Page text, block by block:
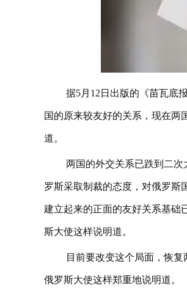
据5月12日出版的《苗瓦底
国的原来较友好的关系，现在两
道。
两国的外交关系已跌到二
罗斯采取制裁的态度，对俄罗斯
建立起来的正面的友好关系基础
斯大使这样说明道。
目前要改变这个局面，恢
俄罗斯大使这样郑重地说明道。